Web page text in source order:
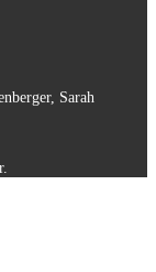
Sarah